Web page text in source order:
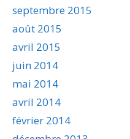
septembre 2015
août 2015
avril 2015
juin 2014
mai 2014
avril 2014
février 2014